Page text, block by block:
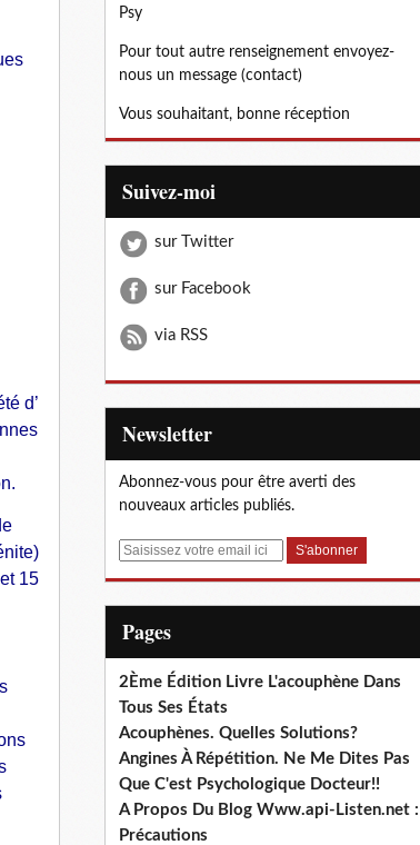
d’
15
Psy
Pour tout autre renseignement envoyez-
nous un message (contact)
Vous souhaitant, bonne réception
Suivez-moi
sur Twitter
sur Facebook
via RSS
Newsletter
Abonnez-vous pour être averti des
nouveaux articles publiés.
E
Pages
2Ème Édition Livre L'acouphène Dans
Tous Ses États
Acouphènes. Quelles Solutions?
Angines À Répétition. Ne Me Dites Pas
Que C'est Psychologique Docteur!!
A Propos Du Blog Www.api-Listen.net :
Précautions